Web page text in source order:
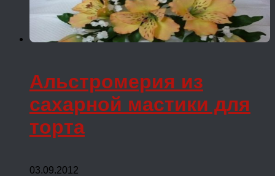
Альстромерия из
сахарной мастики для
торта
03.09.2012